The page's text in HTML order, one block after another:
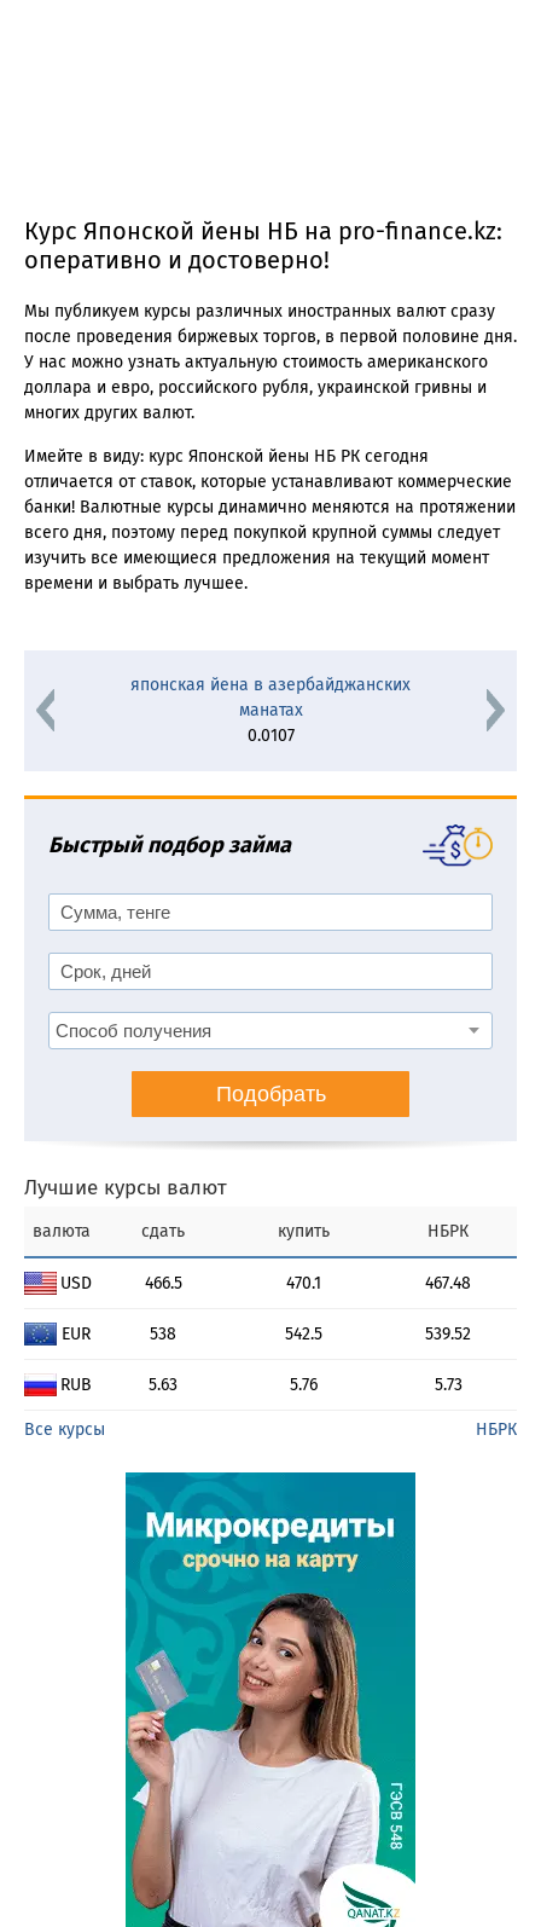
Курс Японской йены НБ на pro-finance.kz:
оперативно и достоверно!
Мы публикуем курсы различных иностранных валют сразу
после проведения биржевых торгов, в первой половине дня.
У нас можно узнать актуальную стоимость американского
доллара и евро, российского рубля, украинской гривны и
многих других валют.
Имейте в виду: курс Японской йены НБ РК сегодня
отличается от ставок, которые устанавливают коммерческие
банки! Валютные курсы динамично меняются на протяжении
всего дня, поэтому перед покупкой крупной суммы следует
изучить все имеющиеся предложения на текущий момент
времени и выбрать лучшее.
японская йена в азербайджанских
манатах
0.0107
Быстрый подбор займа
Подобрать
Лучшие курсы валют
валюта сдать купить НБРК
USD 466.5 470.1 467.48
EUR 538 542.5 539.52
RUB 5.63 5.76 5.73
Все курсы НБРК